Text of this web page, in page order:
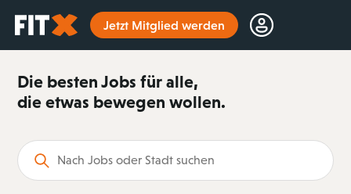
Startseite Jetzt Mitglied werden
Die besten Jobs für alle,
die etwas bewegen wollen.
Suchbegriff